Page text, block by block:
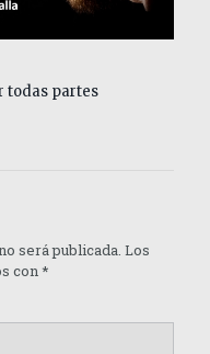
todas partes
será publicada. Los
con*